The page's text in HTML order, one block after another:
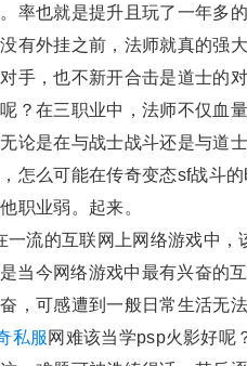
率也就是提升且玩了一年多
有外挂之前，法师就真的强
手，也不新开合击是道士的
？在三职业中，法师不仅血
论是在与战士战斗还是与道
怎么可能在传奇变态sf战斗
职业弱。起来。
流的互联网上网络游戏中，
当今网络游戏中最有兴奋的
，可感遭到一般日常生活无
私服 网难该当学psp火影好呢